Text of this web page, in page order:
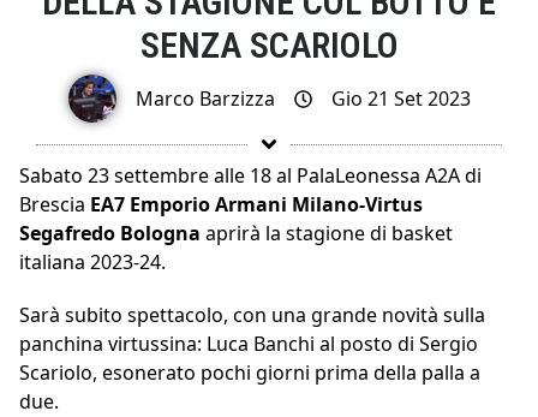
SENZA SCARIOLO
Marco Barzizza Gio 21 Set 2023
Sabato 23 settembre alle 18 al PalaLeonessa A2A di
Brescia EA7 Emporio Armani Milano-Virtus
Segafredo Bologna aprirà la stagione di basket
italiana 2023-24.
Sarà subito spettacolo, con una grande novità sulla
panchina virtussina: Luca Banchi al posto di Sergio
Scariolo, esonerato pochi giorni prima della palla a
due.